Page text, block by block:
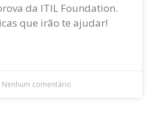
da ITIL Foundation.
que irão te ajudar!
Nenhum comentário